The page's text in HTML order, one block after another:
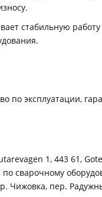
стабильную работу
по эксплуатации,
1, 443 61,
сварочному
Чижовка, пер.